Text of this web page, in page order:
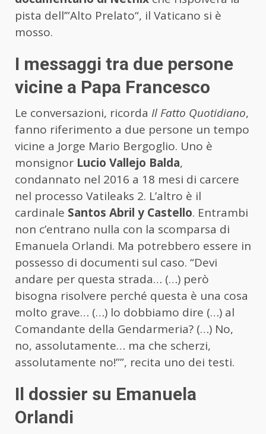
pista dell’”Alto Prelato“, il Vaticano si è
mosso.
I messaggi tra due persone
vicine a Papa Francesco
Le conversazioni, ricorda Il Fatto Quotidiano,
fanno riferimento a due persone un tempo
vicine a Jorge Mario Bergoglio. Uno è
monsignor Lucio Vallejo Balda,
condannato nel 2016 a 18 mesi di carcere
nel processo Vatileaks 2. L’altro è il
cardinale Santos Abril y Castello. Entrambi
non c’entrano nulla con la scomparsa di
Emanuela Orlandi. Ma potrebbero essere in
possesso di documenti sul caso. “Devi
andare per questa strada… (…) però
bisogna risolvere perché questa è una cosa
molto grave… (…) lo dobbiamo dire (…) al
Comandante della Gendarmeria? (…) No,
no, assolutamente… ma che scherzi,
assolutamente no!””, recita uno dei testi.
Il dossier su Emanuela
Orlandi